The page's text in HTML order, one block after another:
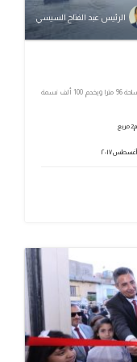
الرئيس عبد الفتاح السيسي
تطوير مكتب بريد كامب شيزار بالإسكندرية والقائم على مساحة 96 مترا ويخدم 100 ألف نسمة